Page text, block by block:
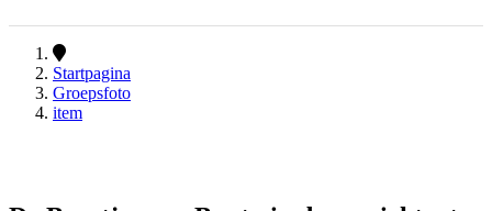
Startpagina
Groepsfoto
item